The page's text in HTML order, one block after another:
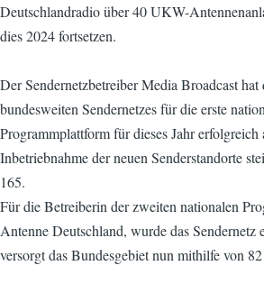
Deutschlandradio über 40 UKW-
dies 2024 fortsetzen.
Der Sendernetzbetreiber Media Broadcast
bundesweiten Sendernetzes für die erste
Programmplattform für dieses Jahr
Inbetriebnahme der neuen Senderstandorte
165.
Für die Betreiberin der zweiten nationalen
Antenne Deutschland, wurde das Sendernetz
versorgt das Bundesgebiet nun mithilfe von